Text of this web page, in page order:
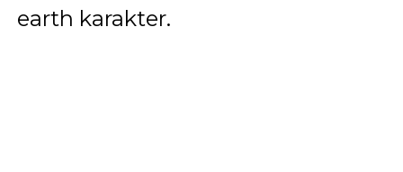
earth karakter.